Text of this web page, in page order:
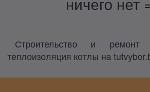
Строительство и
теплоизоляция котлы на